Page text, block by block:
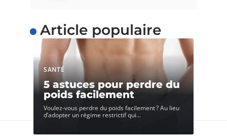
Article populaire
SANTÉ
5 astuces pour perdre du
poids facilement
Voulez-vous perdre du poids facilement ? Au lieu
d’adopter un régime restrictif qui…